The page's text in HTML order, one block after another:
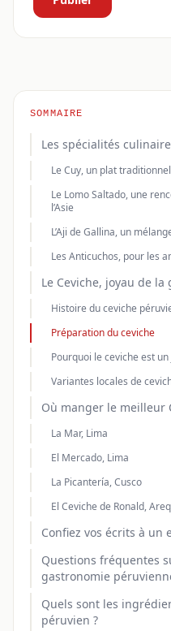
SOMMAIRE
Les spécialités
Le Cuy, un plat
Le Lomo Saltado, une
l’Asie
L’Aji de Gallina, un
Les Anticuchos, pour les
Le Ceviche, joyau de
Histoire du ceviche
Préparation du ceviche
Pourquoi le ceviche est un
Variantes locales de
Où manger le meilleur
La Mar, Lima
El Mercado, Lima
La Picantería, Cusco
El Ceviche de Ronald,
Confiez vos écrits à un
Questions fréquentes
gastronomie
Quels sont les
péruvien ?